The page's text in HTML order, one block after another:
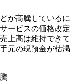
が高騰しているに
ービスの価格改定
上高は維持できて
元の現預金が枯渇